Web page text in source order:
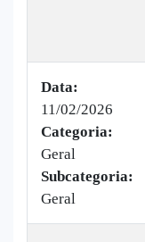
Data:
11/02/2026
Categoria:
Geral
Subcategoria:
Geral